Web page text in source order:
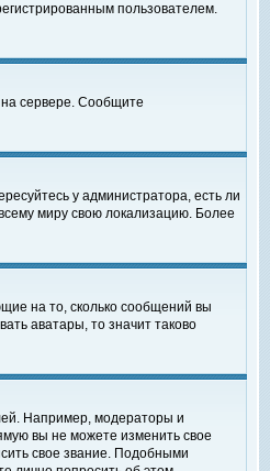
пользователем.
на сервере. Сообщите
у администратора, есть ли
миру свою локализацию. Более
на то, сколько сообщений вы
аватары, то значит таково
Например, модераторы и
вы не можете изменить свое
свое звание. Подобными